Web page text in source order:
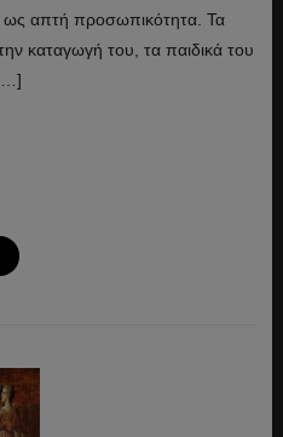
απτή προσωπικότητα. Τα
καταγωγή του, τα παιδικά του